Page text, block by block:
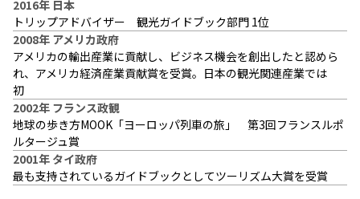
2016年 日本
トリップアドバイザー 観光ガイドブック部門 1位
2008年 アメリカ政府
アメリカの輸出産業に貢献し、ビジネス機会を創出したと認めら
れ、アメリカ経済産業貢献賞を受賞。日本の観光関連産業では
初
2002年 フランス政観
地球の歩き方MOOK「ヨーロッパ列車の旅」 第3回フランスルポ
ルタージュ賞
2001年 タイ政府
最も支持されているガイドブックとしてツーリズム大賞を受賞